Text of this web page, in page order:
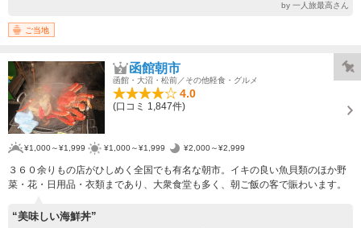
by 一人旅最高さん
ご当地
函館朝市
函館・大沼・松前／その他軽食・グルメ
4.0
(口コミ 1,847件)
¥1,000～¥1,999 ¥1,000～¥1,999 ¥2,000～¥2,999
３６０余りもの店がひしめく全国でも有名な朝市。イキの良い魚貝類のほか野
菜・花・日用品・衣類まであり、大衆食堂も多く、朝ご飯の客で賑わいます。
“美味しい海鮮丼”